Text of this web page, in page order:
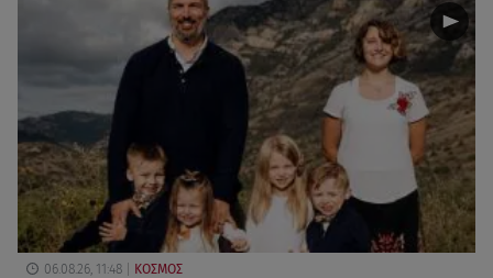
06.08.26, 11:48 ΚΟΣΜΟΣ